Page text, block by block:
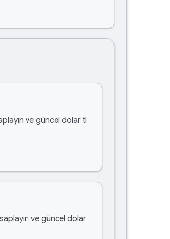
ve güncel dolar tl
ve güncel dolar